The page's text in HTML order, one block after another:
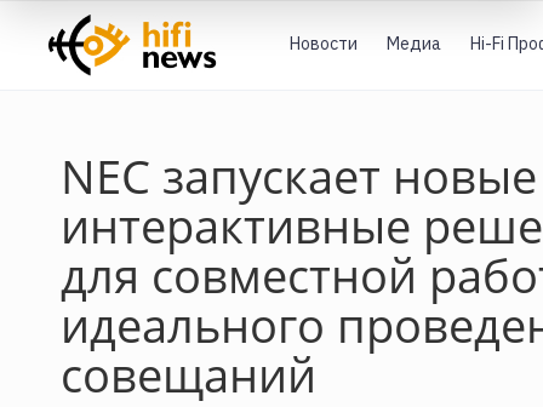
Новости Медиа Hi-Fi
NEC запускает новые
интерактивные
для совместной
идеального
совещаний